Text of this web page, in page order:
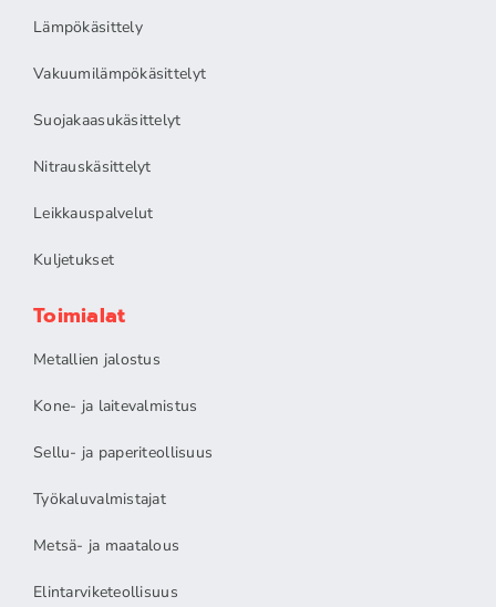
Lämpökäsittely
Vakuumilämpökäsittelyt
Suojakaasukäsittelyt
Nitrauskäsittelyt
Leikkauspalvelut
Kuljetukset
Toimialat
Metallien jalostus
Kone- ja laitevalmistus
Sellu- ja paperiteollisuus
Työkaluvalmistajat
Metsä- ja maatalous
Elintarviketeollisuus